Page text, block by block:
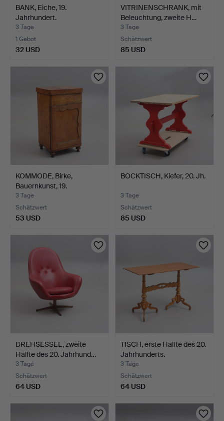
BANK, Eiche, 19.
Jahrhundert.
3 Tage
1 Gebot
32 USD
VITRINENSCHRANK, mit
Beleuchtung, zweite H…
3 Tage
Schätzwert
85 USD
KOMMODE, Birke,
Bauernkunst, 19.
Jahrhunde…
3 Tage
Schätzwert
53 USD
BOCKTISCH, Kiefer, 20. Jh.
3 Tage
Schätzwert
85 USD
DREHSESSEL, zweite
Hälfte des 20. Jahrhund…
3 Tage
Schätzwert
64 USD
TISCH, erste Hälfte des 20.
Jahrhunderts.
3 Tage
Schätzwert
64 USD